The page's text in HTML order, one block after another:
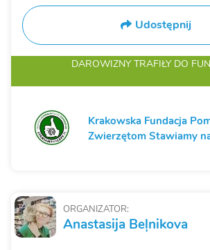
ORGANIZATOR:
Anastasija Beļnikova
Udostępnij
DAROWIZNY TRAFIŁY DO
Krakowska Fundacja
Zwierzętom Stawiamy